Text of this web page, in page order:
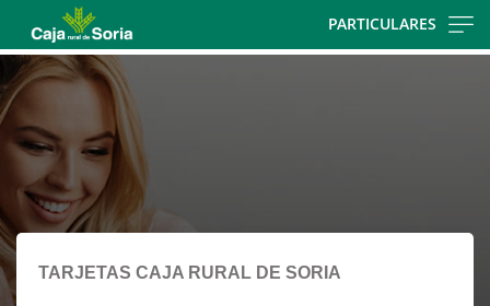
PARTICULARES
Cargando
contenido,
por
favor
espere...
TARJETAS CAJA RURAL DE SORIA